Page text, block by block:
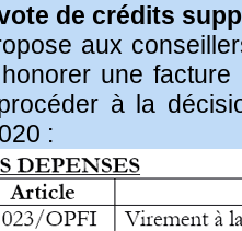
vote de crédits
aux
une
à la
: